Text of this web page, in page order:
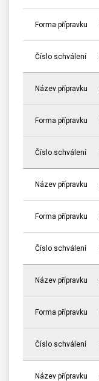
Forma přípravku
Číslo schválení
Název přípravku
Forma přípravku
Číslo schválení
Název přípravku
Forma přípravku
Číslo schválení
Název přípravku
Forma přípravku
Číslo schválení
Název přípravku